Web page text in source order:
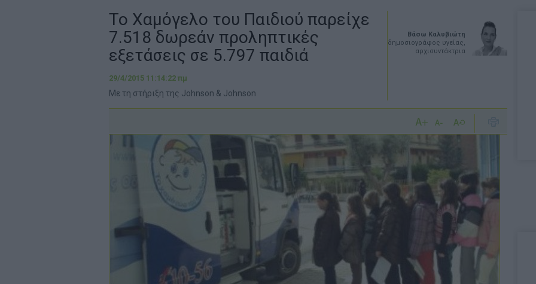
Βάσω Καλυβιώτη
δημοσιογράφος υγείας,
αρχισυντάκτρια
Το Χαμόγελο του Παιδιού παρείχε
7.518 δωρεάν προληπτικές
εξετάσεις σε 5.797 παιδιά
29/4/2015 11:14:22 πμ
Με τη στήριξη της Johnson & Johnson